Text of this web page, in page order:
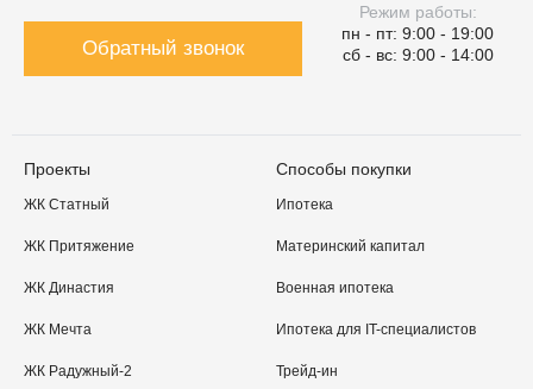
Обратный звонок
Режим работы:
пн - пт: 9:00 - 19:00
сб - вс: 9:00 - 14:00
Проекты
ЖК Статный
ЖК Притяжение
ЖК Династия
ЖК Мечта
ЖК Радужный-2
Способы покупки
Ипотека
Материнский капитал
Военная ипотека
Ипотека для IT-специалистов
Трейд-ин